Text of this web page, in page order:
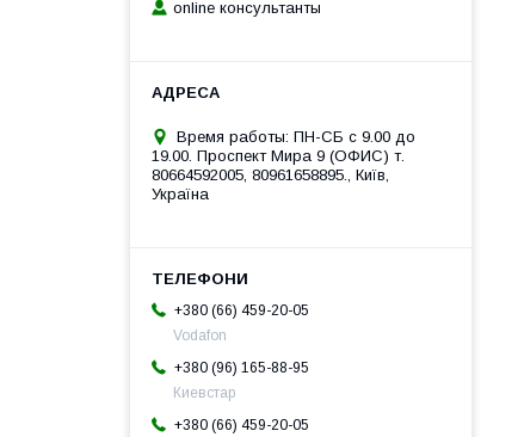
online консультанты
Время работы: ПН-СБ с 9.00 до
19.00. Проспект Мира 9 (ОФИС) т.
80664592005, 80961658895., Київ,
Україна
+380 (66) 459-20-05
Vodafon
+380 (96) 165-88-95
Киевстар
+380 (66) 459-20-05